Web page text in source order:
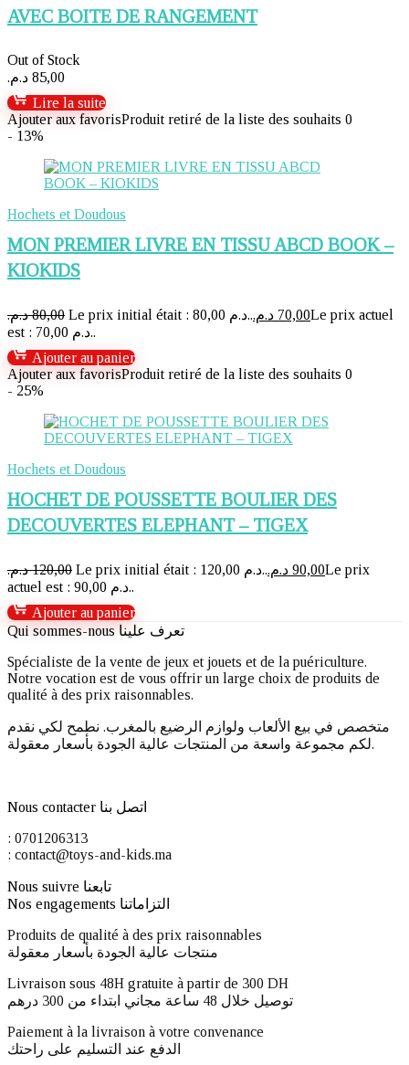
AVEC BOITE DE RANGEMENT
Out of Stock
85,00 د.م.
Lire la suite
Ajouter aux favorisProduit retiré de la liste des souhaits 0
- 13%
Hochets et Doudous
MON PREMIER LIVRE EN TISSU ABCD BOOK –
KIOKIDS
80,00 د.م. Le prix initial était : 80,00 د.م.. 70,00 د.م.
Le prix actuel
est : 70,00 د.م..
Ajouter au panier
Ajouter aux favorisProduit retiré de la liste des souhaits 0
- 25%
Hochets et Doudous
HOCHET DE POUSSETTE BOULIER DES
DECOUVERTES ELEPHANT – TIGEX
120,00 د.م. Le prix initial était : 120,00 د.م.. 90,00 د.م.
Le prix
actuel est : 90,00 د.م..
Ajouter au panier
Qui sommes-nous تعرف علينا
Spécialiste de la vente de jeux et jouets et de la puériculture.
Notre vocation est de vous offrir un large choix de produits de
qualité à des prix raisonnables.
متخصص في بيع الألعاب ولوازم الرضيع بالمغرب. نطمح لكي نقدم
لكم مجموعة واسعة من المنتجات عالية الجودة بأسعار معقولة.
Nous contacter اتصل بنا
: 0701206313
: contact@toys-and-kids.ma
Nous suivre تابعنا
Nos engagements التزاماتنا
Produits de qualité à des prix raisonnables
منتجات عالية الجودة بأسعار معقولة
Livraison sous 48H gratuite à partir de 300 DH ​
توصيل خلال 48 ساعة مجاني ابتداء من 300 درهم
Paiement à la livraison à votre convenance
الدفع عند التسليم على راحتك